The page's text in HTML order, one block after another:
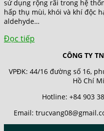
sử dụng rộng rãi trong hệ
hấp thụ mùi, khói và khí độc
aldehyde…
Đọc tiếp
CÔNG TY
VPĐK: 44/16 đường số 16,
Hồ Chí
Hotline: +84 903
Email: